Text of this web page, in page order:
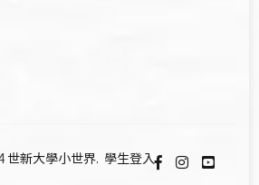
世新大學小世界. 學生登入